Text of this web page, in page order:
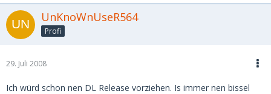
UnKnoWnUseR564
Profi
29. Juli 2008
Ich würd schon nen DL Release vorziehen. Is immer nen bissel